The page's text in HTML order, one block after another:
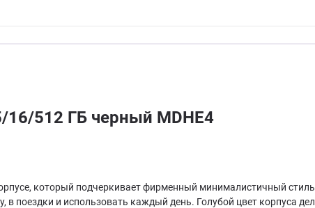
16/512 ГБ черный MDHE4
который подчеркивает фирменный минималистичный стиль
в поездки и использовать каждый день. Голубой цвет корпуса